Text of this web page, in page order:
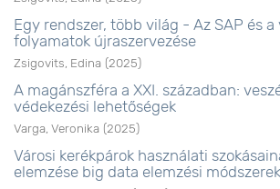
Egy rendszer, több világ - Az SAP és a
folyamatok újraszervezése
Zsigovits, Edina (2025)
A magánszféra a XXI. században:
védekezési lehetőségek
Varga, Veronika (2025)
Városi kerékpárok használati
elemzése big data elemzési